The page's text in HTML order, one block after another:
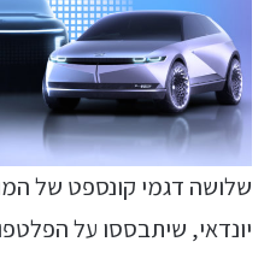
שלושה דגמי קונספט של
יונדאי, שיתבססו על